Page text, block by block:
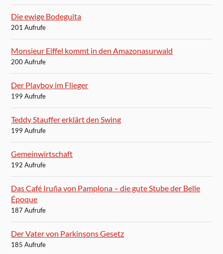
Die ewige Bodeguita
201 Aufrufe
Monsieur Eiffel kommt in den Amazonasurwald
200 Aufrufe
Der Playboy im Flieger
199 Aufrufe
Teddy Stauffer erklärt den Swing
199 Aufrufe
Gemeinwirtschaft
192 Aufrufe
Das Café Iruña von Pamplona – die gute Stube der Belle
Époque
187 Aufrufe
Der Vater von Parkinsons Gesetz
185 Aufrufe